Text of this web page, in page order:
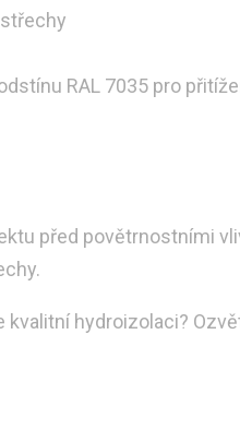
RAL 7035 pro
před povětrnostními
hydroizolaci?